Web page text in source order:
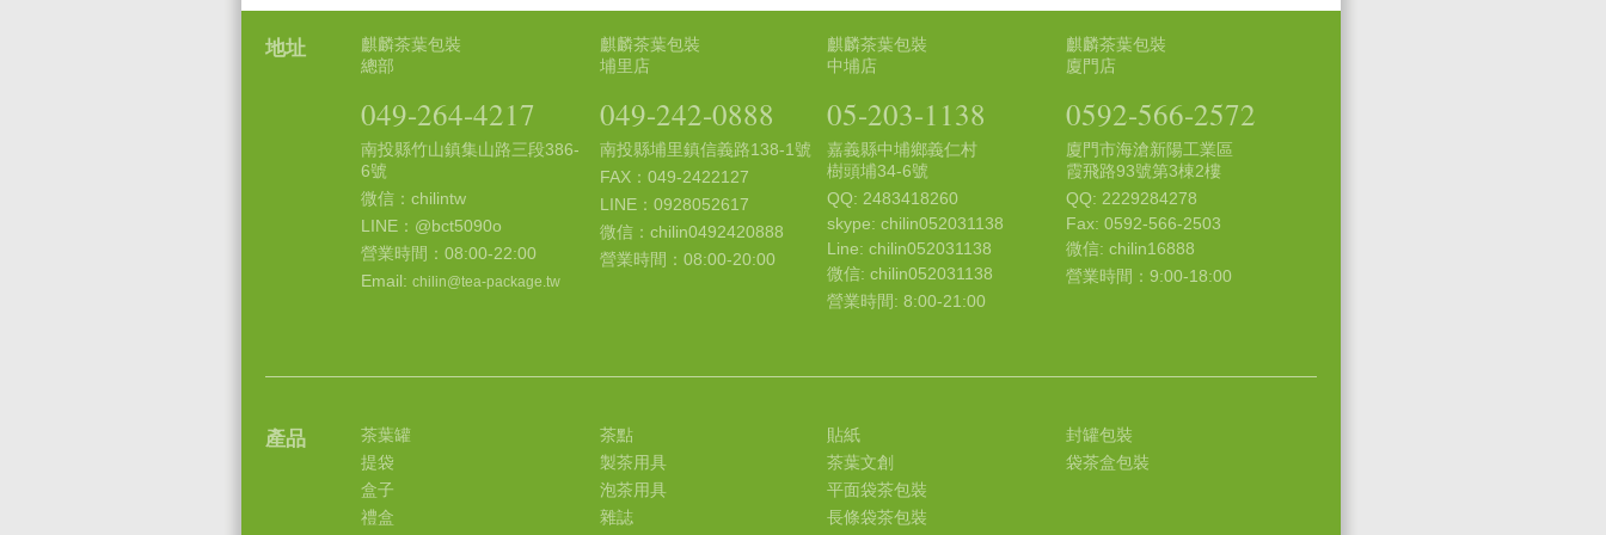
地址
麒麟茶葉包裝
總部
049-264-4217
南投縣竹山鎮集山路三段386-
6號
微信：chilintw
LINE：@bct5090o
營業時間：08:00-22:00
Email: chilin@tea-package.tw
麒麟茶葉包裝
埔里店
049-242-0888
南投縣埔里鎮信義路138-1號
FAX：049-2422127
LINE：0928052617
微信：chilin0492420888
營業時間：08:00-20:00
麒麟茶葉包裝
中埔店
05-203-1138
嘉義縣中埔鄉義仁村
樹頭埔34-6號
QQ: 2483418260
skype: chilin052031138
Line: chilin052031138
微信: chilin052031138
營業時間: 8:00-21:00
麒麟茶葉包裝
廈門店
0592-566-2572
廈門市海滄新陽工業區
霞飛路93號第3棟2樓
QQ: 2229284278
Fax: 0592-566-2503
微信: chilin16888
營業時間：9:00-18:00
產品
茶葉罐
提袋
盒子
禮盒
茶點
製茶用具
泡茶用具
雜誌
貼紙
茶葉文創
平面袋茶包裝
長條袋茶包裝
封罐包裝
袋茶盒包裝